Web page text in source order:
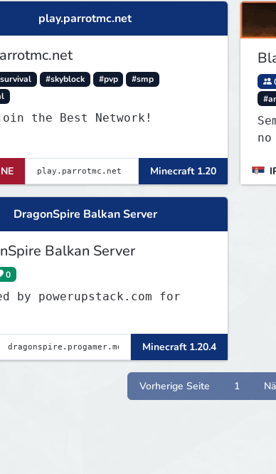
play.parrotmc.net
#skyblock #pvp
#smp
join the Best Network!
Minecraft 1.20
DragonSpire Balkan Server
Balkan Server
0
by powerupstack.com for
Minecraft 1.20.4
Vorherige Seite 1